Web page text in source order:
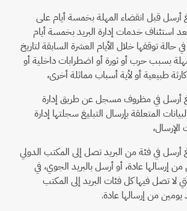
أرسل قبل انقضاء المهلة بخمسة أيام على
استئناف خدمات إدارة البريد بخمسة أيام
حالة توقفها خلال الأيام العشرة السابقة لتاريخ
بسبب حرب أو ثورة أو اضطرابات داخلية أو
طبيعية أو لأية أسباب مماثلة أخرى،
أرسل في مظروف مسجل عن طريق إدارة
المتعلقة بإرسال التبليغ سجلتها إدارة
الإرسال،
أرسل في فئة من البريد تصل إلى المكتب الدولي
إرسالها عادة، أو أرسل بالبريد الجوي، في
لا تصل فيها كل فئات البريد إلى المكتب
يومين من إرسالها عادة.